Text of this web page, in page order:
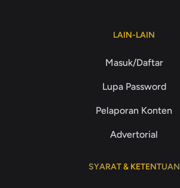
LAIN-LAIN
Masuk/Daftar
Lupa Password
Pelaporan Konten
Advertorial
SYARAT & KETENTUAN